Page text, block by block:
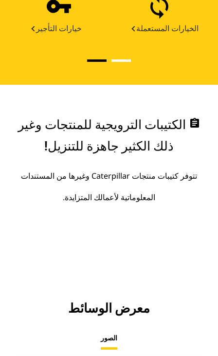
خيارات التأجير الخيارات المستعملة
assignment الكتيبات الترويجية للمنتجات وغير
ذلك الكثير جاهزة للتنزيل!
تتوفر كتيبات منتجات Caterpillar وغيرها من المستندات
المعلوماتية لأعمالك المتزايدة.
معرض الوسائط
الصور